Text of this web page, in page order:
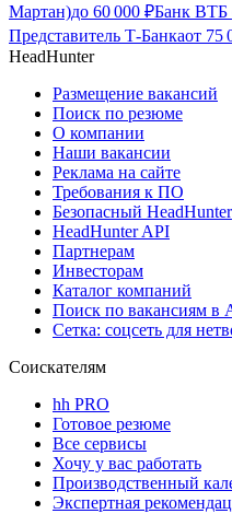
Мартан)до 60 000 ₽Банк
Представитель Т-Банкаот 75
HeadHunter
Размещение вакансий
Поиск по резюме
О компании
Наши вакансии
Реклама на сайте
Требования к ПО
Безопасный HeadHunter
HeadHunter API
Партнерам
Инвесторам
Каталог компаний
Поиск по вакансиям в
Сетка: соцсеть для
Соискателям
hh PRO
Готовое резюме
Все сервисы
Хочу у вас работать
Производственный
Экспертная